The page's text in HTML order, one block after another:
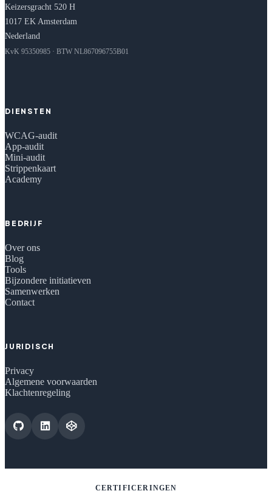
Keizersgracht 520 H
1017 EK Amsterdam
Nederland
KvK 95350985 · BTW NL867096755B01
DIENSTEN
WCAG-audit
App-audit
Mini-audit
Strippenkaart
Academy
BEDRIJF
Over ons
Blog
Tools
Bijzondere initiatieven
Samenwerken
Contact
JURIDISCH
Privacy
Algemene voorwaarden
Klachtenregeling
CERTIFICERINGEN